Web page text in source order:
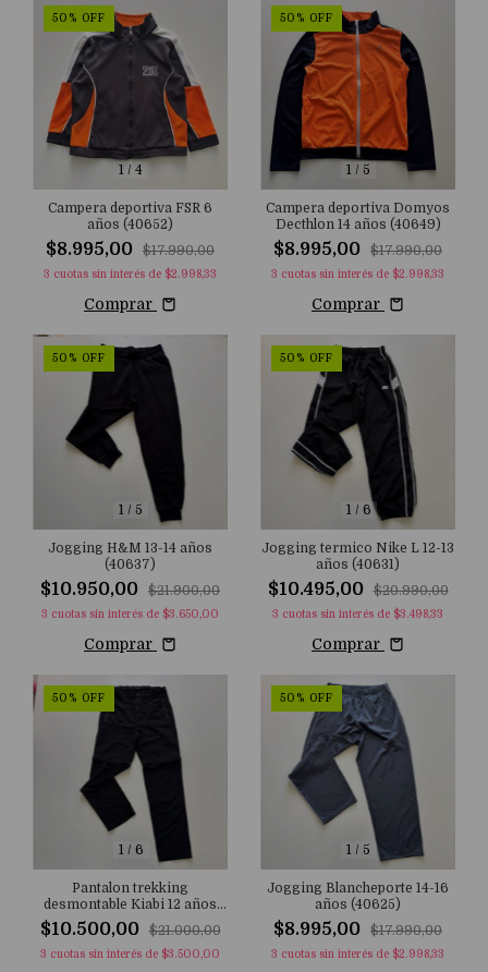
1/ 4
50 % OFF
Campera deportiva FSR 6
años (40652)
$8.995,00 $17.990,00
3 cuotas sin interés de $2.998,33
Comprar
1 / 5
50 % OFF
Campera deportiva Domyos
Decthlon 14 años (40649)
$8.995,00 $17.990,00
3 cuotas sin interés de $2.998,33
Comprar
1/ 5
50 % OFF
Jogging H&M 13-14 años
(40637)
$10.950,00 $21.900,00
3 cuotas sin interés de $3.650,00
Comprar
1/ 6
50 % OFF
Jogging termico Nike L 12-13
años (40631)
$10.495,00 $20.990,00
3 cuotas sin interés de $3.498,33
Comprar
1/ 6
50 % OFF
Pantalon trekking
desmontable Kiabi 12 años
(40629)
$10.500,00 $21.000,00
3 cuotas sin interés de $3.500,00
1/ 5
50 % OFF
Jogging Blancheporte 14-16
años (40625)
$8.995,00 $17.990,00
3 cuotas sin interés de $2.998,33